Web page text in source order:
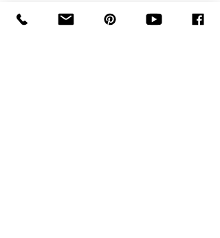
Printed and made in France